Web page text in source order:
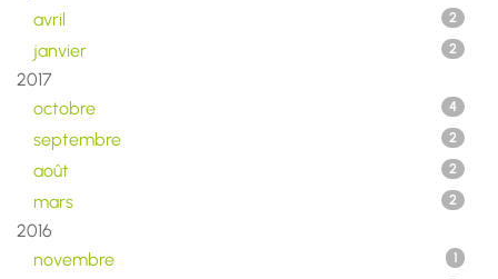
avril 2
janvier 2
2017
octobre
4
septembre 2
août 2
mars 2
2016
novembre
1